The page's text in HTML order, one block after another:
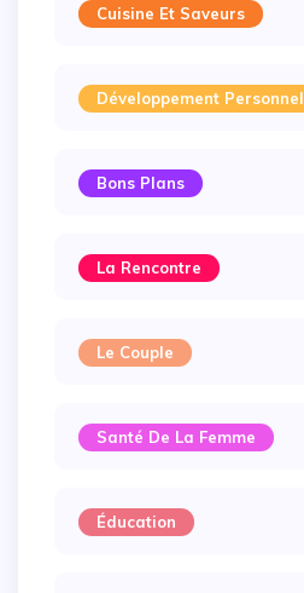
Cuisine Et Saveurs
Développement Personnel
Bons Plans
La Rencontre
Le Couple
Santé De La Femme
Éducation